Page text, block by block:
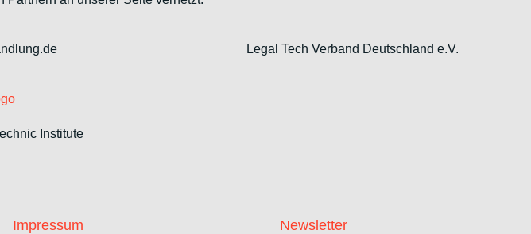
Legal Tech Verband Deutschland e.V.
Institute
Impressum Newsletter